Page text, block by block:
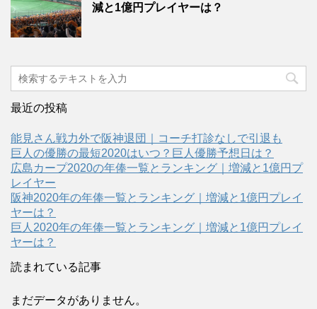
減と1億円プレイヤーは？
最近の投稿
能見さん戦力外で阪神退団｜コーチ打診なしで引退も
巨人の優勝の最短2020はいつ？巨人優勝予想日は？
広島カープ2020の年俸一覧とランキング｜増減と1億円プ
レイヤー
阪神2020年の年俸一覧とランキング｜増減と1億円プレイ
ヤーは？
巨人2020年の年俸一覧とランキング｜増減と1億円プレイ
ヤーは？
読まれている記事
まだデータがありません。